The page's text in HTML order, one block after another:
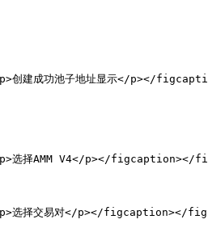
建成功池子地址显示</p></
择AMM V4</p></figcaption></
选择交易对</p></figcaption></